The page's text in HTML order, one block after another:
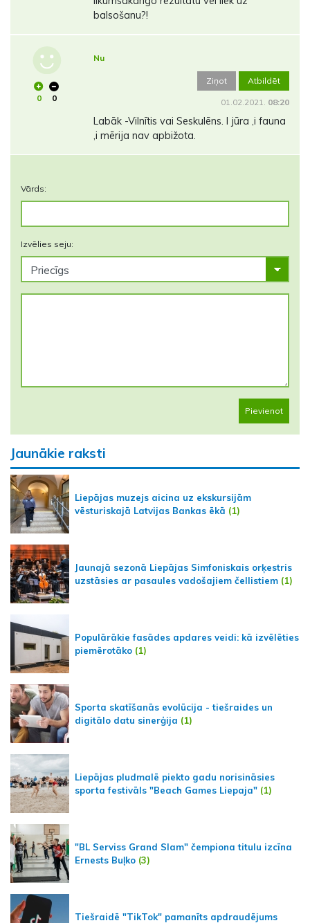
balsošanu?!
0 0
Nu
Ziņot Atbildēt
01.02.2021. 08:20
Labāk -Vilnītis vai Seskulēns. I jūra ,i fauna
,i mērija nav apbižota.
Vārds:
Izvēlies seju:
Pievienot
Jaunākie raksti
Liepājas muzejs aicina uz ekskursijām
vēsturiskajā Latvijas Bankas ēkā (1)
Jaunajā sezonā Liepājas Simfoniskais orķestris
uzstāsies ar pasaules vadošajiem čellistiem (1)
Populārākie fasādes apdares veidi: kā izvēlēties
piemērotāko (1)
Sporta skatīšanās evolūcija - tiešraides un
digitālo datu sinerģija (1)
Liepājas pludmalē piekto gadu norisināsies
sporta festivāls "Beach Games Liepaja" (1)
"BL Serviss Grand Slam" čempiona titulu izcīna
Ernests Buļko (3)
Tiešraidē "TikTok" pamanīts apdraudējums